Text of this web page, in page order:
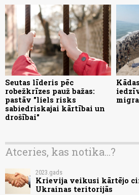
Seutas līderis pēc
robežkrīzes pauž bažas:
pastāv "liels risks
sabiedriskajai kārtībai un
drošībai"
Atceries, kas notika...?
2023.gads
Krievija veikusi kārtējo
Ukrainas teritorijās